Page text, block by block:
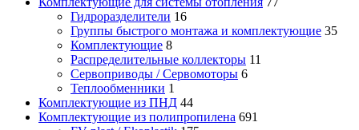
Гидроразделители 16
Группы быстрого монтажа и комплектующие 35
Комплектующие 8
Распределительные коллекторы 11
Сервоприводы / Сервомоторы 6
Теплообменники 1
Комплектующие из ПНД 44
Комплектующие из полипропилена 691